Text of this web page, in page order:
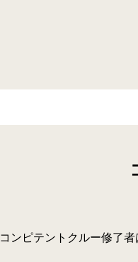
コンピテントクルー修了